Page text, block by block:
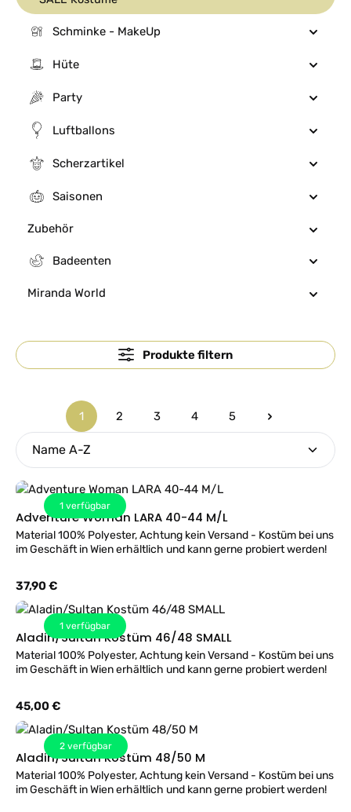
Schminke - MakeUp
Hüte
Party
Luftballons
Scherzartikel
Saisonen
Zubehör
Badeenten
Miranda World
Produkte filtern
Seite
1
Seite
2
Seite
3
Seite
4
Seite
5
1 verfügbar
Adventure Woman LARA 40-44 M/L
Material 100% Polyester, Achtung kein Versand - Kostüm bei uns
im Geschäft in Wien erhältlich und kann gerne probiert werden!
Regulärer Preis:
37,90 €
1 verfügbar
Aladin/Sultan Kostüm 46/48 SMALL
Material 100% Polyester, Achtung kein Versand - Kostüm bei uns
im Geschäft in Wien erhältlich und kann gerne probiert werden!
Regulärer Preis:
45,00 €
2 verfügbar
Aladin/Sultan Kostüm 48/50 M
Material 100% Polyester, Achtung kein Versand - Kostüm bei uns
im Geschäft in Wien erhältlich und kann gerne probiert werden!